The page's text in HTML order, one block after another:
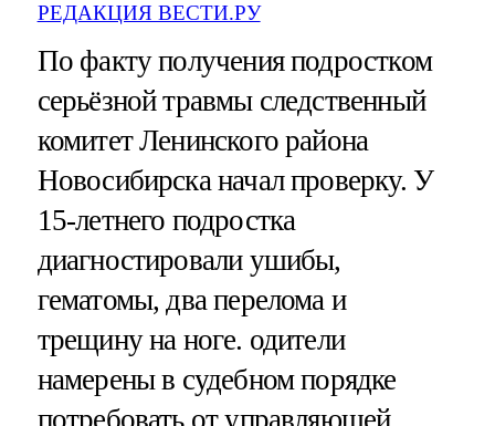
РЕДАКЦИЯ ВЕСТИ.РУ
По факту получения подростком
серьёзной травмы следственный
комитет Ленинского района
Новосибирска начал проверку. У
15-летнего подростка
диагностировали ушибы,
гематомы, два перелома и
трещину на ноге. одители
намерены в судебном порядке